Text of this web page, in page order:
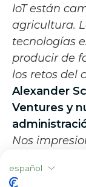
IoT están
agricultura.
tecnologías
producir de
los retos del
Alexander
Ventures y
Nos
que estamos
español